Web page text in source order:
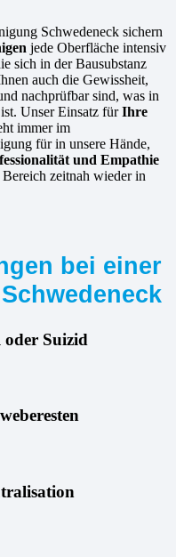
Schwedeneck sichern
jede Oberfläche intensiv
sich in der Bausubstanz
auch die Gewissheit,
nachprüfbar sind, was in
Unser Einsatz fürIhre
immer im
für in unsere Hände,
und Empathie
zeitnah wieder in
bei einer
Suizid